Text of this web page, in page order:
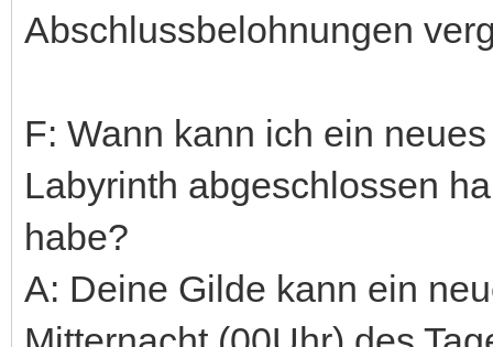
Abschlussbelohnungen
F: Wann kann ich ein
Labyrinth abgeschlossen
habe?
A: Deine Gilde kann ein